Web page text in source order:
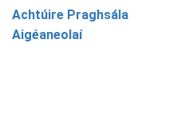
Achtúire Praghsála
Aigéaneolaí